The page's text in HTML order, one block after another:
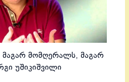
მაგარ მომღერალს, მაგარ
უშიკიშვილი